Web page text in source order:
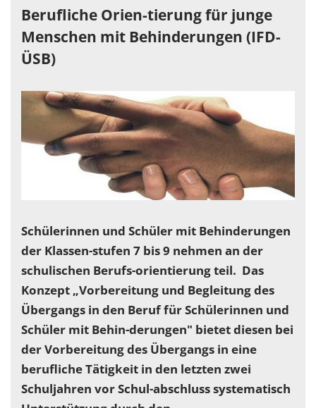
Berufliche Orien-tierung für junge
Menschen mit Behinderungen (IFD-
ÜSB)
Schülerinnen und Schüler mit Behinderungen
der Klassen-stufen 7 bis 9 nehmen an der
schulischen Berufs-orientierung teil. Das
Konzept „Vorbereitung und Begleitung des
Übergangs in den Beruf für Schülerinnen und
Schüler mit Behin-derungen" bietet diesen bei
der Vorbereitung des Übergangs in eine
berufliche Tätigkeit in den letzten zwei
Schuljahren vor Schul-abschluss systematisch